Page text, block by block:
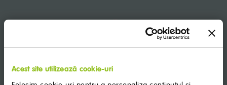
Acest site utilizează cookie-uri